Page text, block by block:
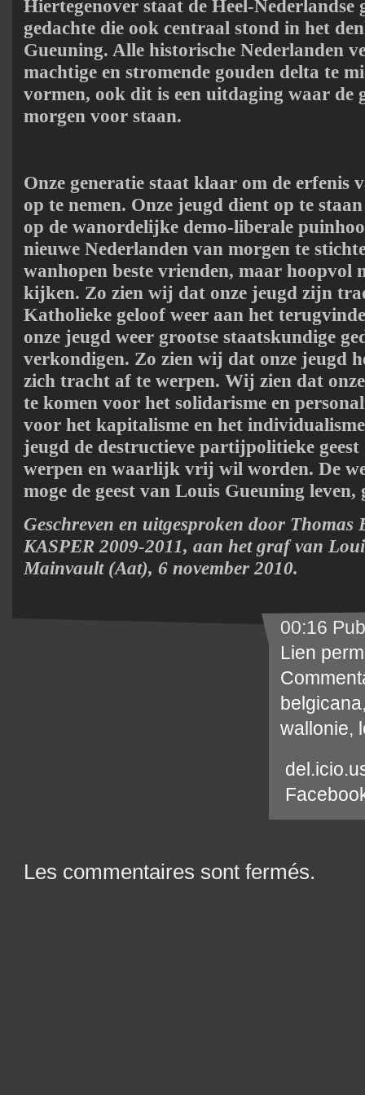
Hiertegenover staat de Heel-Nederlandse
gedachte die ook centraal stond in het
Gueuning. Alle historische Nederlanden
machtige en stromende gouden delta te
vormen, ook dit is een uitdaging waar de
morgen voor staan.
Onze generatie staat klaar om de erfenis
op te nemen. Onze jeugd dient op te
op de wanordelijke demo-liberale
nieuwe Nederlanden van morgen te
wanhopen beste vrienden, maar hoopvol
kijken. Zo zien wij dat onze jeugd zijn
Katholieke geloof weer aan het
onze jeugd weer grootse staatskundige
verkondigen. Zo zien wij dat onze jeugd
zich tracht af te werpen. Wij zien dat
te komen voor het solidarisme en
voor het kapitalisme en het
jeugd de destructieve partijpolitieke
werpen en waarlijk vrij wil worden. De
moge de geest van Louis Gueuning leven,
Geschreven en uitgesproken door Thomas
KASPER 2009-2011, aan het graf van
Mainvault (Aat), 6 november 2010.
00:16
Lien
belgicana
wallonie,
Les commentaires sont fermés.